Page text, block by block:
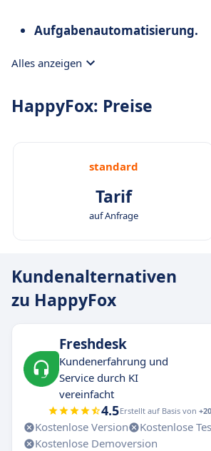
Aufgabenautomatisierung.
Alles anzeigen
HappyFox: Preise
standard
Tarif
auf Anfrage
Kundenalternativen
zu HappyFox
Freshdesk
Kundenerfahrung und
Service durch KI
vereinfacht
4.5Erstellt auf Basis von
Kostenlose Version
Kostenlose
Kostenlose Demoversion